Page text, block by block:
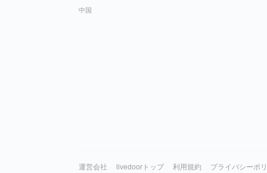
中国
運営会社 livedoorトップ 利用規約 プライバシーポ